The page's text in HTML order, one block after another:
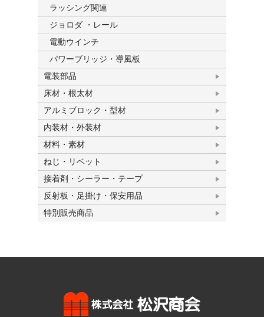
ラッシング関連
ジョロダ ・レール
電動ウインチ
パワーブリッジ・導風板
電装部品
床材・根太材
アルミブロック・型材
内装材・外装材
材料・素材
ねじ・リベット
接着剤・シーラー・テープ
反射板・足掛け・保安用品
特別販売商品